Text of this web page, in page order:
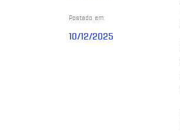
Postado em:
10/12/2025